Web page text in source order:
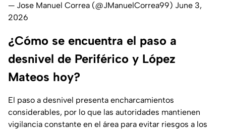
— Jose Manuel Correa (@JManuelCorrea99) June 3,
2026
¿Cómo se encuentra el paso a
desnivel de Periférico y López
Mateos hoy?
El paso a desnivel presenta encharcamientos
considerables, por lo que las autoridades mantienen
vigilancia constante en el área para evitar riesgos a los